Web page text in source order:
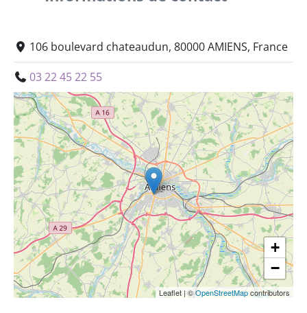
106 boulevard chateaudun, 80000 AMIENS, France
03 22 45 22 55
+
−
Leaflet | ©OpenStreetMapcontributors